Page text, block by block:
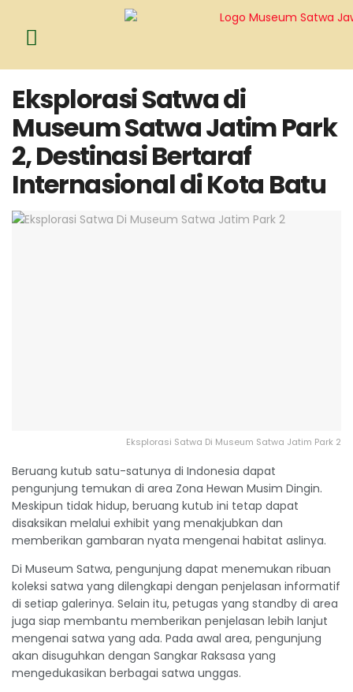
Eksplorasi Satwa di
Museum Satwa Jatim Park
2, Destinasi Bertaraf
Internasional di Kota Batu
Eksplorasi Satwa Di Museum Satwa Jatim Park 2
Beruang kutub satu-satunya di Indonesia dapat
pengunjung temukan di area Zona Hewan Musim Dingin.
Meskipun tidak hidup, beruang kutub ini tetap dapat
disaksikan melalui exhibit yang menakjubkan dan
memberikan gambaran nyata mengenai habitat aslinya.
Di Museum Satwa, pengunjung dapat menemukan ribuan
koleksi satwa yang dilengkapi dengan penjelasan informatif
di setiap galerinya. Selain itu, petugas yang standby di area
juga siap membantu memberikan penjelasan lebih lanjut
mengenai satwa yang ada. Pada awal area, pengunjung
akan disuguhkan dengan Sangkar Raksasa yang
mengedukasikan berbagai satwa unggas.